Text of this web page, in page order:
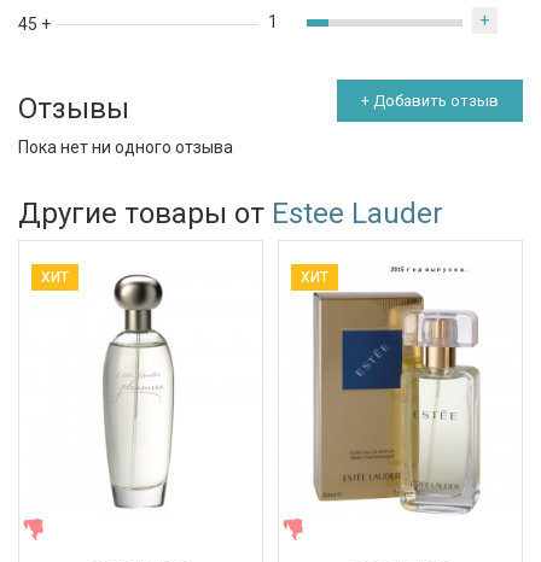
45 + 1 +
Отзывы + Добавить отзыв
Пока нет ни одного отзыва
Другие товары от Estee Lauder
ХИТ ХИТ